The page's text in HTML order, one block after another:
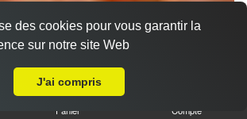
Panier Compte
des cookies pour vous garantir la
sur notre site Web
J'ai compris